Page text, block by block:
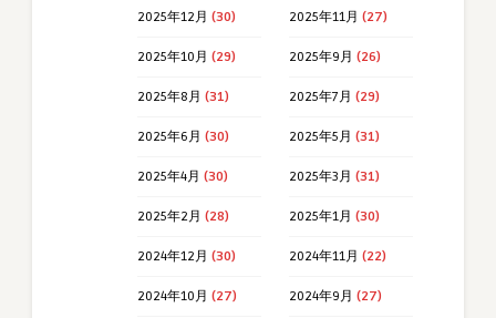
2025年12月 (30) 2025年11月 (27)
2025年10月 (29) 2025年9月 (26)
2025年8月 (31) 2025年7月 (29)
2025年6月 (30) 2025年5月 (31)
2025年4月 (30) 2025年3月 (31)
2025年2月 (28) 2025年1月 (30)
2024年12月 (30) 2024年11月 (22)
2024年10月 (27) 2024年9月 (27)